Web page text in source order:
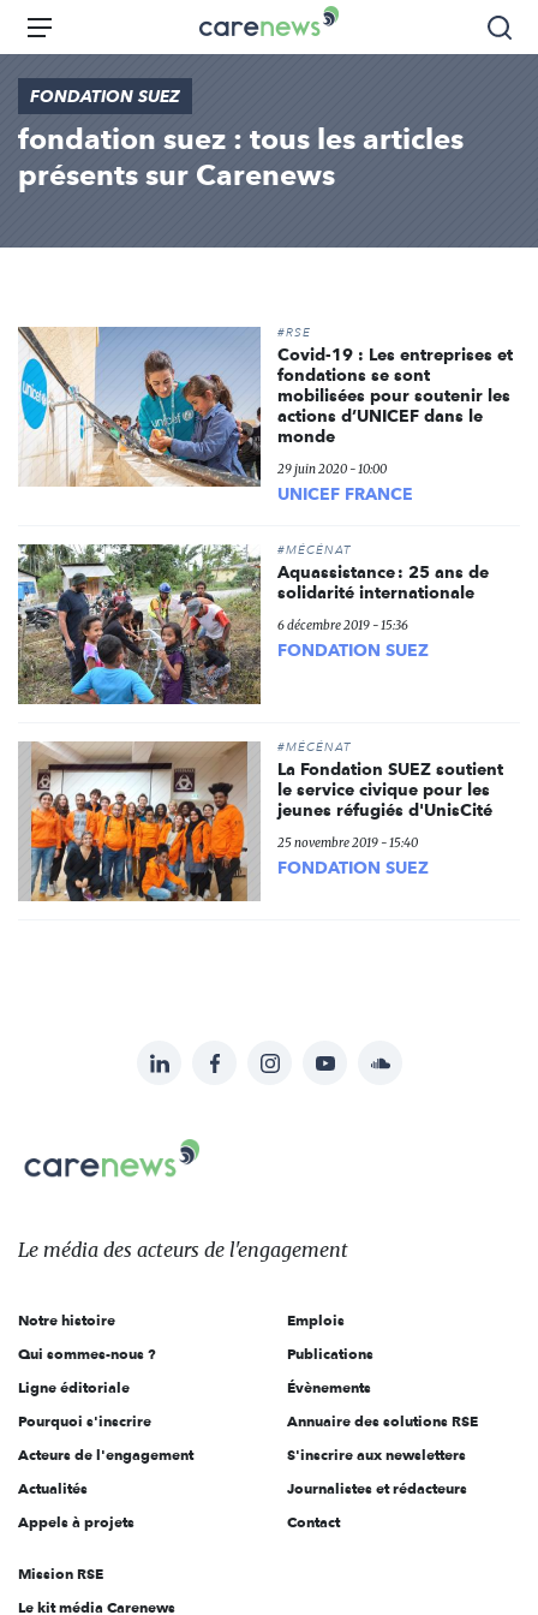
Aller
principal
Carenews,
Le
acteurs
de
l'engagement
Menu
FONDATION SUEZ
fondation suez : tous les articles
présents sur Carenews
#RSE
Covid-19 : Les entreprises et
fondations se sont
mobilisées pour soutenir les
actions d’UNICEF dans le
monde
29 juin 2020 - 10:00
UNICEF FRANCE
#MÉCÉNAT
Aquassistance : 25 ans de
solidarité internationale
6 décembre 2019 - 15:36
FONDATION SUEZ
#MÉCÉNAT
La Fondation SUEZ soutient
le service civique pour les
jeunes réfugiés d'UnisCité
25 novembre 2019 - 15:40
FONDATION SUEZ
sur:
LinkedInFacebookInstagramYouTubeSoundcloud
Le
des
l'engagement
Le média des acteurs de l'engagement
Notre histoire
Qui sommes-nous ?
Ligne éditoriale
Pourquoi s'inscrire
Acteurs de l'engagement
Actualités
Appels à projets
Emplois
Publications
Évènements
Annuaire des solutions RSE
S'inscrire aux newsletters
Journalistes et rédacteurs
Contact
Mission RSE
Le kit média Carenews